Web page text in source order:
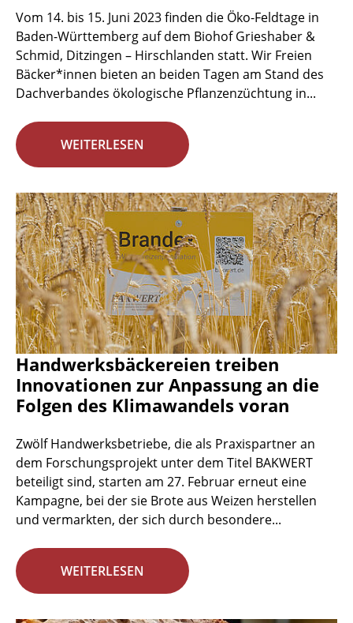
Vom 14. bis 15. Juni 2023 finden die Öko-Feldtage in
Baden-Württemberg auf dem Biohof Grieshaber &
Schmid, Ditzingen – Hirschlanden statt. Wir Freien
Bäcker*innen bieten an beiden Tagen am Stand des
Dachverbandes ökologische Pflanzenzüchtung in...
WEITERLESEN
Handwerksbäckereien treiben
Innovationen zur Anpassung an die
Folgen des Klimawandels voran
Zwölf Handwerksbetriebe, die als Praxispartner an
dem Forschungsprojekt unter dem Titel BAKWERT
beteiligt sind, starten am 27. Februar erneut eine
Kampagne, bei der sie Brote aus Weizen herstellen
und vermarkten, der sich durch besondere...
WEITERLESEN